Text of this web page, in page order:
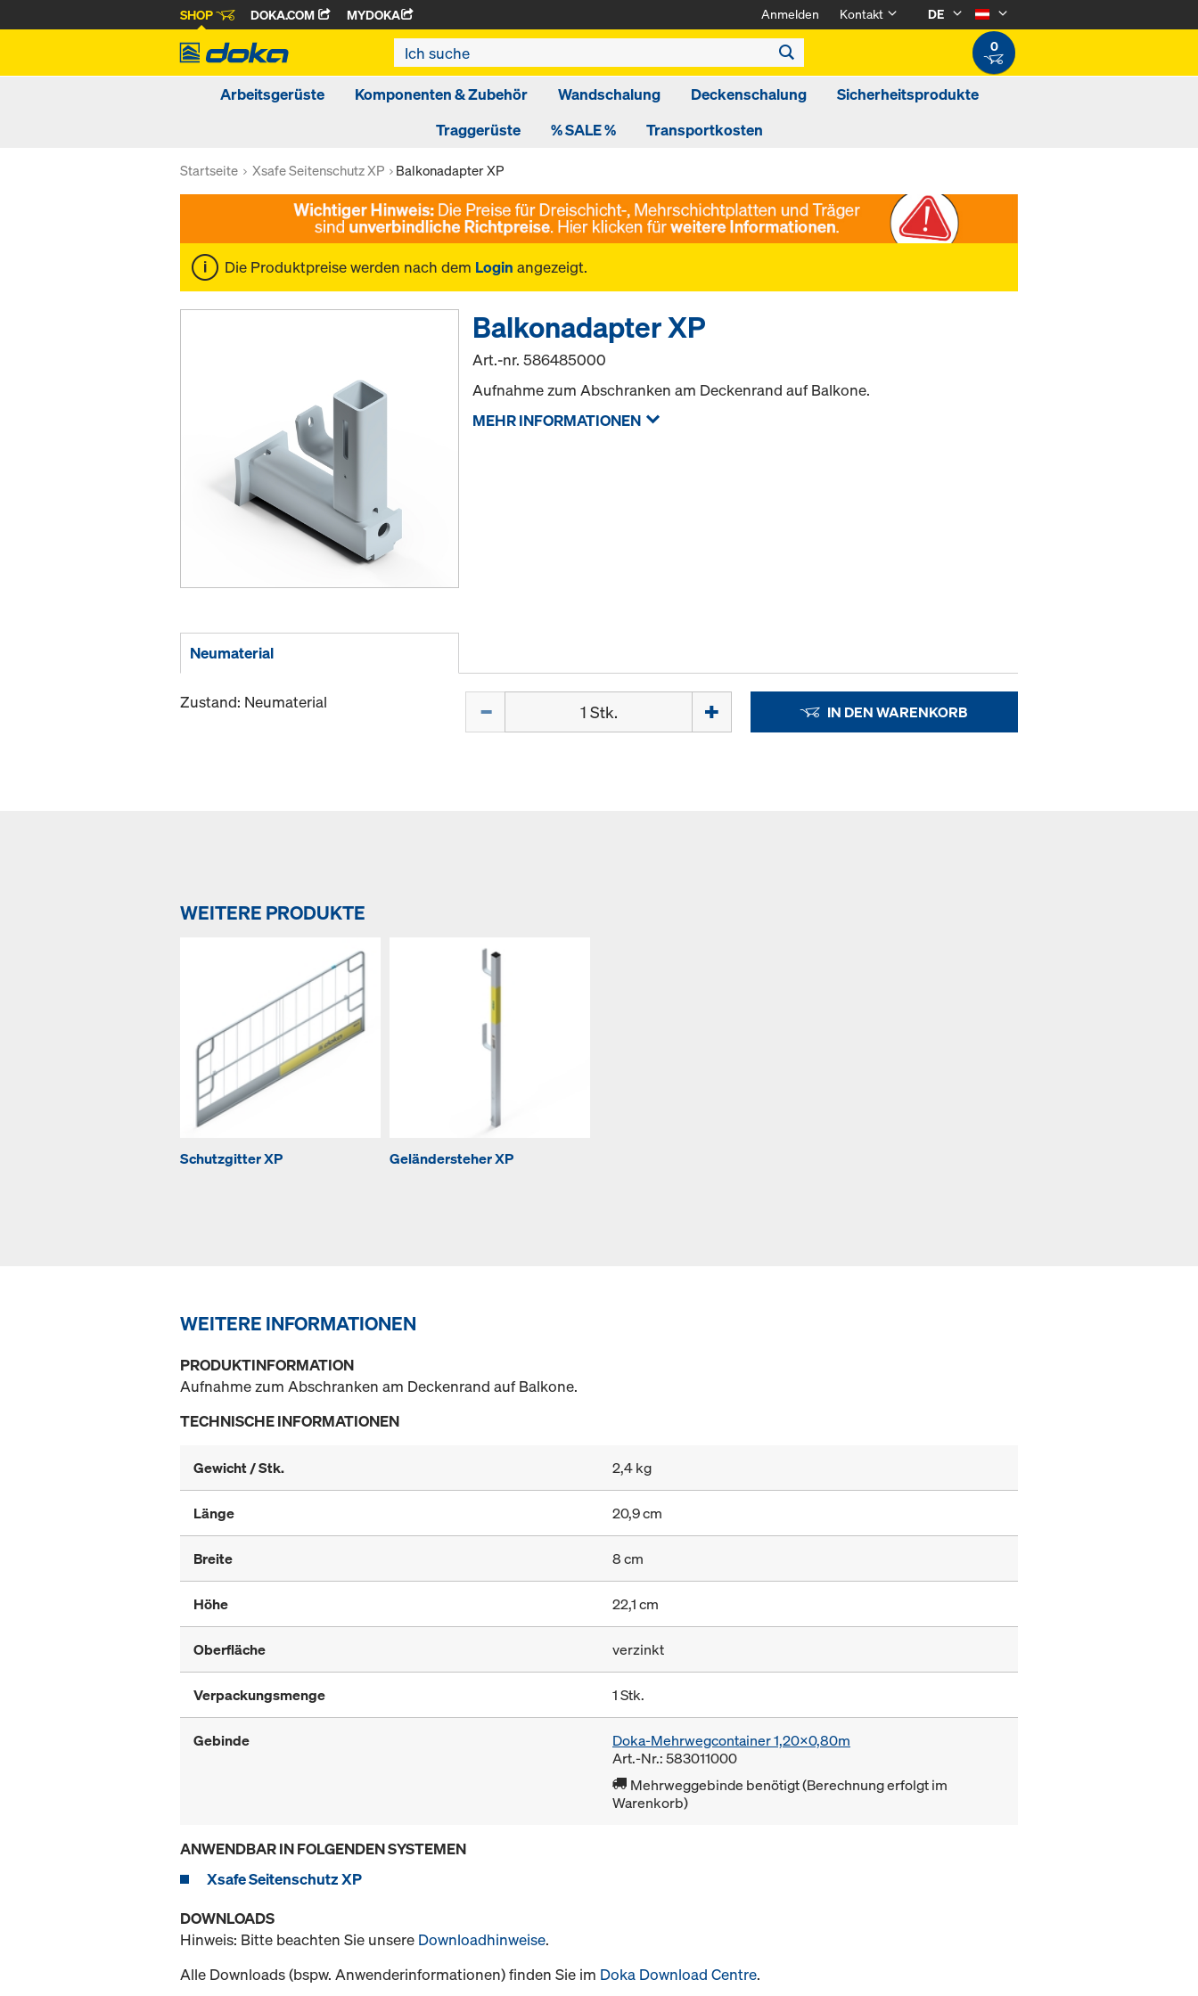
SHOP DOKA.COM MYDOKA Anmelden Kontakt
DE
0
Arbeitsgerüste Komponenten & Zubehör Wandschalung Deckenschalung
Sicherheitsprodukte
Traggerüste
% SALE % Transportkosten
Startseite Xsafe Seitenschutz XP Balkonadapter XP
Die Produktpreise werden nach dem Login angezeigt.
Balkonadapter XP
Art.-nr.586485000
Aufnahme zum Abschranken am Deckenrand auf Balkone.
MEHR INFORMATIONEN
Neumaterial
Zustand: Neumaterial IN DEN WARENKORB
WEITERE PRODUKTE
Schutzgitter XP Geländersteher XP
WEITERE INFORMATIONEN
PRODUKTINFORMATION
Aufnahme zum Abschranken am Deckenrand auf Balkone.
TECHNISCHE INFORMATIONEN
Gewicht / Stk. 2,4 kg
Länge 20,9 cm
Breite 8 cm
Höhe 22,1 cm
Oberfläche verzinkt
Verpackungsmenge 1 Stk.
Gebinde
Doka-Mehrwegcontainer 1,20x0,80m
Art.-Nr.: 583011000
Mehrweggebinde benötigt (Berechnung erfolgt im
Warenkorb)
ANWENDBAR IN FOLGENDEN SYSTEMEN
Xsafe Seitenschutz XP
DOWNLOADS
Hinweis: Bitte beachten Sie unsere Downloadhinweise.
Alle Downloads (bspw. Anwenderinformationen) finden Sie im Doka Download Centre.